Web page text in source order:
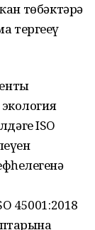
төбәктәрҙә
ISO
45001:2018